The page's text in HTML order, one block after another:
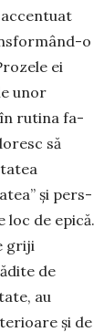
o
ei
unor
în rutina fa­
să
şi pers­
loc de epică.
griji
de
au
şi de